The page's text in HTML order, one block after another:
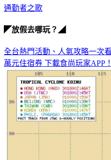
通勤者之歌
◤放假去哪玩？◢
全台熱門活動、人氣攻略一次
萬元住宿券 下載食尚玩家APP